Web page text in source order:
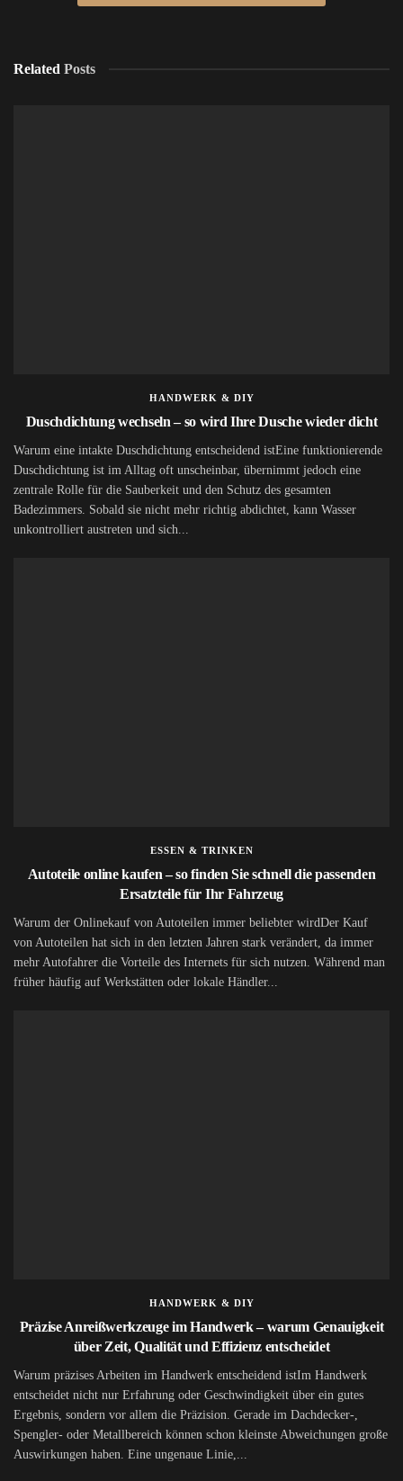
Related Posts
HANDWERK & DIY
Duschdichtung wechseln – so wird Ihre Dusche wieder dicht
Warum eine intakte Duschdichtung entscheidend istEine funktionierende
Duschdichtung ist im Alltag oft unscheinbar, übernimmt jedoch eine
zentrale Rolle für die Sauberkeit und den Schutz des gesamten
Badezimmers. Sobald sie nicht mehr richtig abdichtet, kann Wasser
unkontrolliert austreten und sich...
ESSEN & TRINKEN
Autoteile online kaufen – so finden Sie schnell die passenden
Ersatzteile für Ihr Fahrzeug
Warum der Onlinekauf von Autoteilen immer beliebter wirdDer Kauf
von Autoteilen hat sich in den letzten Jahren stark verändert, da immer
mehr Autofahrer die Vorteile des Internets für sich nutzen. Während man
früher häufig auf Werkstätten oder lokale Händler...
HANDWERK & DIY
Präzise Anreißwerkzeuge im Handwerk – warum Genauigkeit
über Zeit, Qualität und Effizienz entscheidet
Warum präzises Arbeiten im Handwerk entscheidend istIm Handwerk
entscheidet nicht nur Erfahrung oder Geschwindigkeit über ein gutes
Ergebnis, sondern vor allem die Präzision. Gerade im Dachdecker-,
Spengler- oder Metallbereich können schon kleinste Abweichungen große
Auswirkungen haben. Eine ungenaue Linie,...